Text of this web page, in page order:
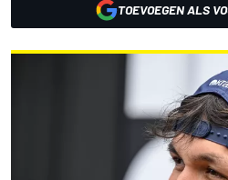
TOEVOEGEN ALS